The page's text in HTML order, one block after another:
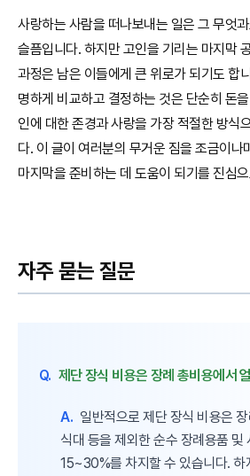
사랑하는 사람을 떠나보내는 일은 그 무엇
슬픔입니다. 하지만 고인을 기리는 마지막
과정은 남은 이들에게 큰 위로가 되기도 합
명하게 비교하고 결정하는 것은 단순히 돈
인에 대한 존경과 사랑을 가장 적절한 방식
다. 이 글이 여러분의 무거운 짐을 조금이나
마지막을 준비하는 데 도움이 되기를 진심
자주 묻는 질문
Q. 제단 장식 비용은 장례 총비용에서
A. 일반적으로 제단 장식 비용은
식대 등을 제외한 순수 장례용품 및
15~30%를 차지할 수 있습니다. 하